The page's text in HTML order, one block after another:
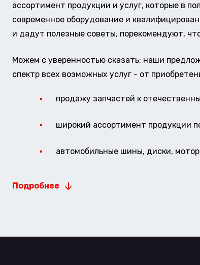
ассортимент продукции и услуг, которые в
современное оборудование и
и дадут полезные советы, порекомендуют,
Можем с уверенностью сказать: наши
спектр всех возможных услуг - от
продажу запчастей к
широкий ассортимент продукции
автомобильные шины, диски,
Подробнее